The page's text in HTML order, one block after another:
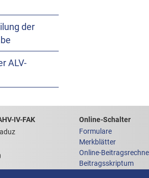
der
ALV-
hilfreichen
IV-FAK
Links zum
Online-Schalter
Formulare
Merkblätter
Online-
Beitragsskriptum